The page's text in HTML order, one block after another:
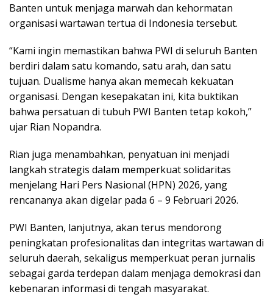
Banten untuk menjaga marwah dan kehormatan
organisasi wartawan tertua di Indonesia tersebut.
“Kami ingin memastikan bahwa PWI di seluruh Banten
berdiri dalam satu komando, satu arah, dan satu
tujuan. Dualisme hanya akan memecah kekuatan
organisasi. Dengan kesepakatan ini, kita buktikan
bahwa persatuan di tubuh PWI Banten tetap kokoh,”
ujar Rian Nopandra.
Rian juga menambahkan, penyatuan ini menjadi
langkah strategis dalam memperkuat solidaritas
menjelang Hari Pers Nasional (HPN) 2026, yang
rencananya akan digelar pada 6 – 9 Februari 2026.
PWI Banten, lanjutnya, akan terus mendorong
peningkatan profesionalitas dan integritas wartawan di
seluruh daerah, sekaligus memperkuat peran jurnalis
sebagai garda terdepan dalam menjaga demokrasi dan
kebenaran informasi di tengah masyarakat.